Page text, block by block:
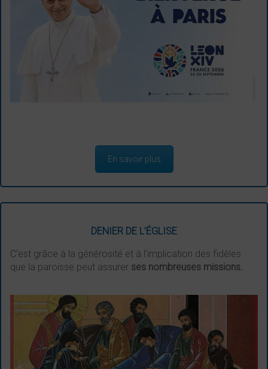
En savoir plus
DENIER DE L’ÉGLISE
C’est grâce à la générosité et à l’implication des fidèles
que la paroisse peut assurer ses nombreuses missions.